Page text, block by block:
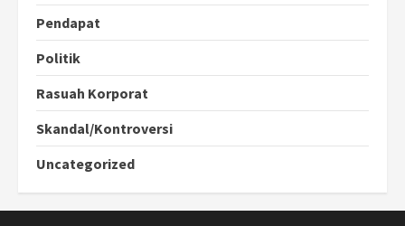
Pendapat
Politik
Rasuah Korporat
Skandal/Kontroversi
Uncategorized